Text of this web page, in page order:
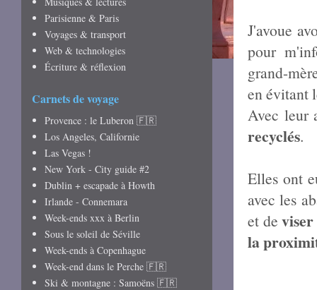
J'avoue
pour
grand-
en évitant
Avec leur
recyclés.
Elles ont
avec les
et de
la
Parisienne & Paris
Voyages & transport
Web & technologies
Écriture & réflexion
Carnets de voyage
Provence : le Luberon 🇫🇷
Los Angeles, Californie
Las Vegas !
New York - City guide #2
Dublin + escapade à Howth
Irlande - Connemara
Week-ends xxx à Berlin
Sous le soleil de Séville
Week-ends à Copenhague
Week-end dans le Perche 🇫🇷
Ski & montagne : Samoëns 🇫🇷